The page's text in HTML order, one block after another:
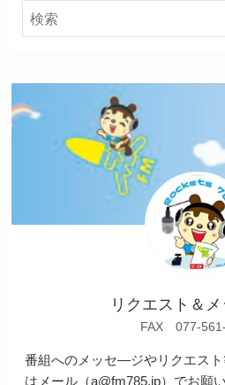
リクエスト＆
FAX 077-
番組へのメッセ―ジやリクエスト
はメール（a@fm785.jp）でお願い